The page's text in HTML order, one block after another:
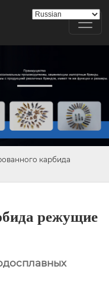
карбида
режущие